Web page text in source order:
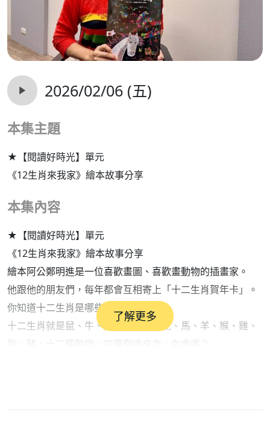
2026/02/06 (五)
本集主題
★【閱讀好時光】單元
《12生肖來我家》繪本故事分享
本集內容
★【閱讀好時光】單元
《12生肖來我家》繪本故事分享
繪本阿公鄭明進是一位喜歡畫圖、喜歡畫動物的插畫家。
他跟他的朋友們，每年都會互相寄上「十二生肖賀年卡」。
你知道十二生肖是哪些動物嗎？
十二生肖就是鼠、牛、虎、兔、龍、蛇、馬、羊、猴、雞、
狗、豬，十二種動物。如果倒過來念，你會嗎？
了解更多